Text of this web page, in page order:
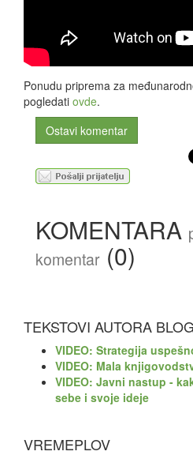
Ponudu priprema za
pogledati ovde.
Ostavi komentar
KOMENTARA
komentar (0)
TEKSTOVI AUTORA
VIDEO: Strategija
VIDEO: Mala
VIDEO: Javni nastup -
sebe i svoje ideje
VREMEPLOV